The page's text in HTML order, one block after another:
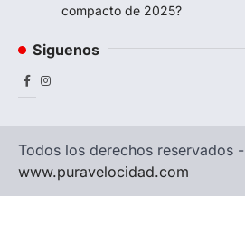
compacto de 2025?
Siguenos
Facebook
Instagram
Todos los derechos reservados -
www.puravelocidad.com